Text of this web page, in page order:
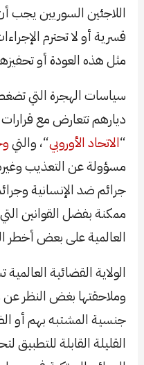
اللاجئين السوريين يجب
قسرية أو لا تحترم
مثل هذه العودة أو
سياسات الهجرة التي
ديارهم تتعارض مع قرارات
“الاتحاد الأوروبي“، والتي
مسؤولة عن التعذيب
جرائم ضد الإنسانية و
ممكنة بفضل القوانين
العالمية على بعض أخطر
الولاية القضائية
وملاحقتها بغض النظر
جنسية المشتبه بهم أو
القليلة القابلة للتطبيق